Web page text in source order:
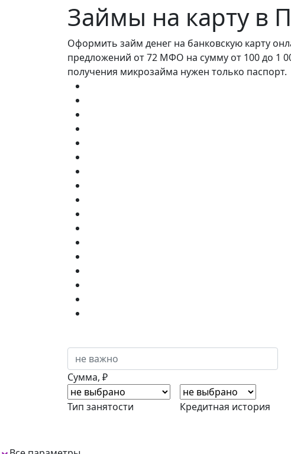
Займы на карту в
Оформить займ денег на банковскую карту
предложений от 72 МФО на сумму от 100 до 1
получения микрозайма нужен только паспорт.
Сумма, ₽
Тип занятости Кредитная история